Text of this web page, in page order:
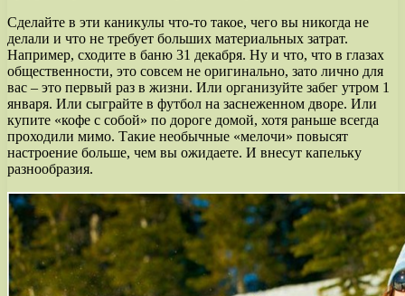
Сделайте в эти каникулы что-то такое, чего вы никогда не
делали и что не требует больших материальных затрат.
Например, сходите в баню 31 декабря. Ну и что, что в глазах
общественности, это совсем не оригинально, зато лично для
вас – это первый раз в жизни. Или организуйте забег утром 1
января. Или сыграйте в футбол на заснеженном дворе. Или
купите «кофе с собой» по дороге домой, хотя раньше всегда
проходили мимо. Такие необычные «мелочи» повысят
настроение больше, чем вы ожидаете. И внесут капельку
разнообразия.